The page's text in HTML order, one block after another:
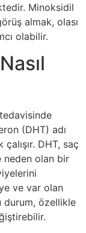
Minoksidil
almak, olası
olabilir.
(DHT) adı
DHT, saç
neden olan bir
ve var olan
durum, özellikle